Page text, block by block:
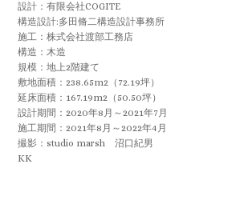
設計：有限会社COGITE
構造設計:多田脩二構造設計事務所
施工：株式会社渡部工務店
構造：木造
規模：地上2階建て
敷地面積：238.65m2（72.19坪）
延床面積：167.19m2（50.50坪）
設計期間：2020年8月～2021年7月
施工期間：2021年8月～2022年4月
撮影：studio marsh 沼口紀男
KK